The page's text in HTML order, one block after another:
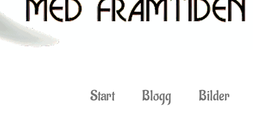
Start Blogg Bilder